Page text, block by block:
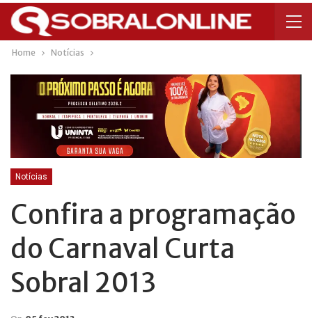
Home Notícias
Notícias
Confira a programação
do Carnaval Curta
Sobral 2013